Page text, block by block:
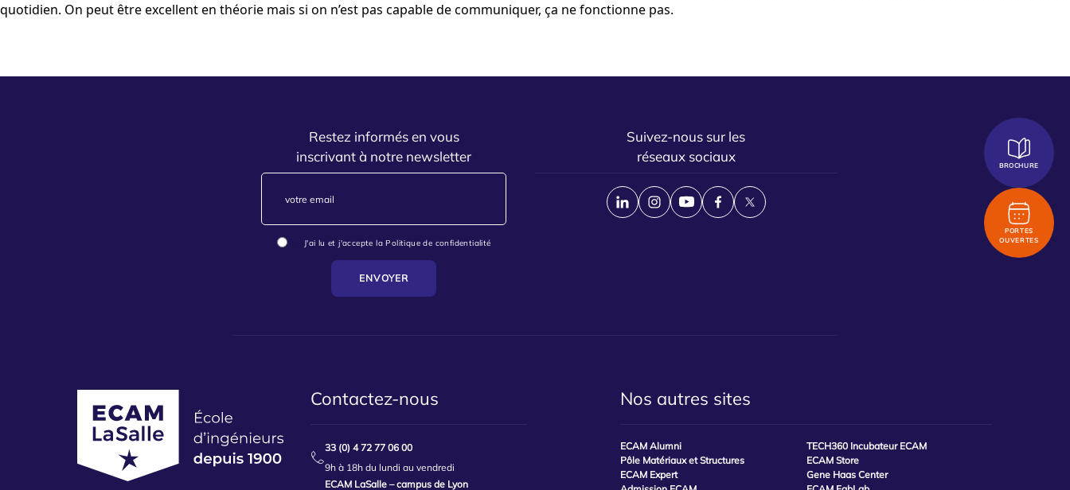
BROCHURE
PORTES
OUVERTES
quotidien. On peut être excellent en théorie mais si on n’est pas capable de communiquer, ça ne fonctionne pas.
Restez informés en vous
inscrivant à notre newsletter
J'ai lu et j'accepte la Politique de confidentialité
ENVOYER
Suivez-nous sur les
réseaux sociaux
Contactez-nous
33 (0) 4 72 77 06 00
9h à 18h du lundi au vendredi
ECAM LaSalle – campus de Lyon
Nos autres sites
ECAM Alumni
Pôle Matériaux et Structures
ECAM Expert
TECH360 Incubateur ECAM
ECAM Store
Gene Haas Center